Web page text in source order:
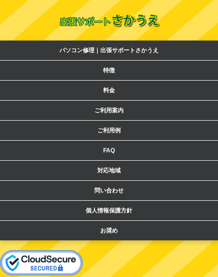
パソコン修理｜出張サポートさかうえ
特徴
料金
ご利用案内
ご利用例
FAQ
対応地域
問い合わせ
個人情報保護方針
お奨め